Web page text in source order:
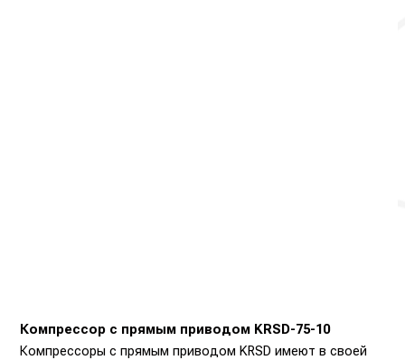
Компрессор с прямым приводом KRSD-75-10
Компрессоры с прямым приводом KRSD имеют в своей